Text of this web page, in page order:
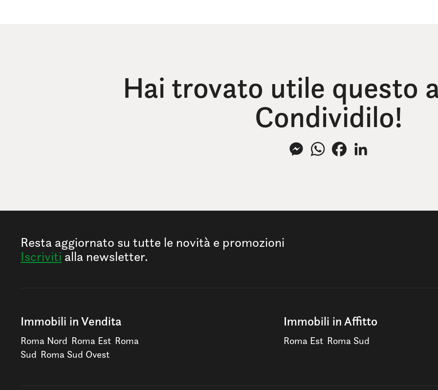
Hai trovato utile questo
Condividilo!
MessengerWhatsAppFacebook
Resta aggiornato su tutte le novità e promozioni
Iscriviti alla newsletter.
Immobili in Vendita
Roma Nord Roma Est Roma
Sud Roma Sud Ovest
Immobili in Affitto
Roma Est Roma Sud